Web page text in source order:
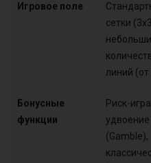
Игровое поле
сетки
линий
Бонусные
функции
Риск-
удвоение
(Gamble),